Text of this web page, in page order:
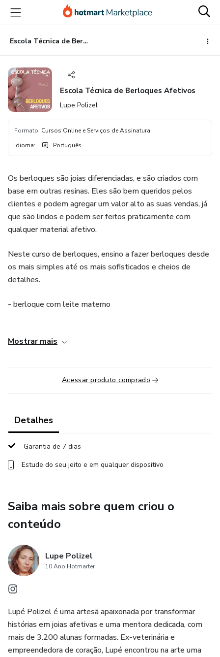
para
conteúdo
principal
para
pagamento
para
rodapé
Escola Técnica de Berloques Afetivos
Escola Técnica de Berloques Afetivos
Lupe Polizel
Formato: Cursos Online e Serviços de Assinatura
Idioma: Português
Os berloques são joias diferenciadas, e são criados com
base em outras resinas. Eles são bem queridos pelos
clientes e podem agregar um valor alto as suas vendas, já
que são lindos e podem ser feitos praticamente com
qualquer material afetivo.
Neste curso de berloques, ensino a fazer berloques desde
os mais simples até os mais sofisticados e cheios de
detalhes.
- berloque com leite materno
- berloque com pêlo
Mostrar mais
Acessar produto comprado
Detalhes
Garantia de 7 dias
Estude do seu jeito e em qualquer dispositivo
Saiba mais sobre quem criou o
conteúdo
Lupe Polizel
10 Ano Hotmarter
Lupé Polizel é uma artesã apaixonada por transformar
histórias em joias afetivas e uma mentora dedicada, com
mais de 3.200 alunas formadas. Ex-veterinária e
empreendedora de coração, Lupé encontrou na arte uma